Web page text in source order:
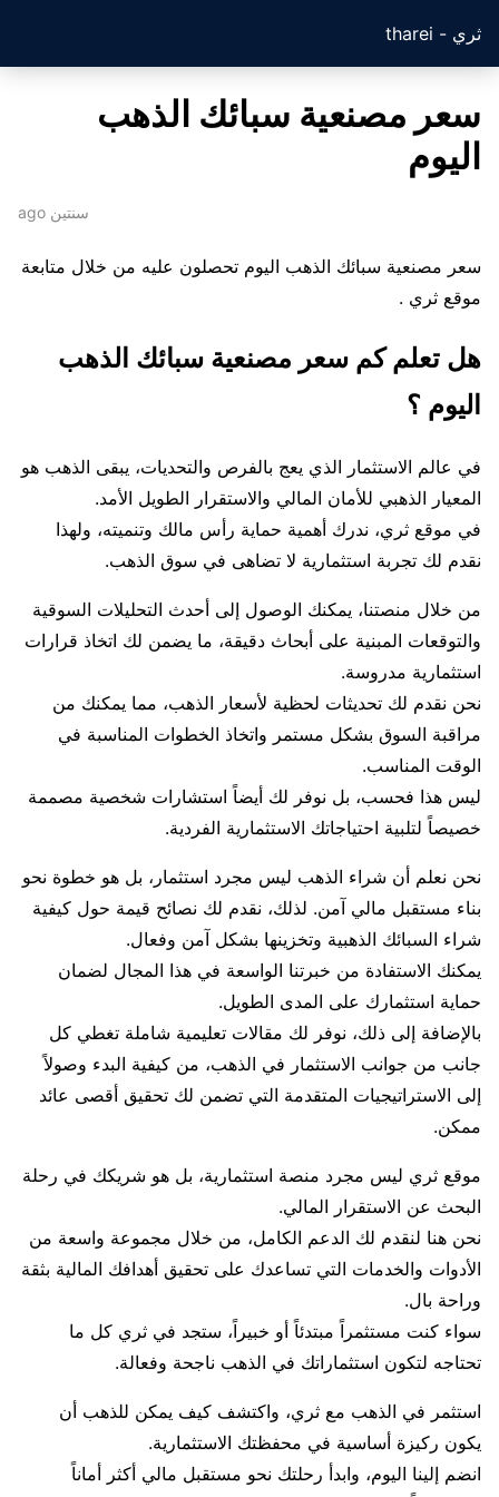
ثري - tharei
سعر مصنعية سبائك الذهب
اليوم
سنتين ago
سعر مصنعية سبائك الذهب اليوم تحصلون عليه من خلال متابعة
موقع ثري .
هل تعلم كم سعر مصنعية سبائك الذهب
اليوم ؟
في عالم الاستثمار الذي يعج بالفرص والتحديات، يبقى الذهب هو
المعيار الذهبي للأمان المالي والاستقرار الطويل الأمد.
في موقع ثري، ندرك أهمية حماية رأس مالك وتنميته، ولهذا
نقدم لك تجربة استثمارية لا تضاهى في سوق الذهب.
من خلال منصتنا، يمكنك الوصول إلى أحدث التحليلات السوقية
والتوقعات المبنية على أبحاث دقيقة، ما يضمن لك اتخاذ قرارات
استثمارية مدروسة.
نحن نقدم لك تحديثات لحظية لأسعار الذهب، مما يمكنك من
مراقبة السوق بشكل مستمر واتخاذ الخطوات المناسبة في
الوقت المناسب.
ليس هذا فحسب، بل نوفر لك أيضاً استشارات شخصية مصممة
خصيصاً لتلبية احتياجاتك الاستثمارية الفردية.
نحن نعلم أن شراء الذهب ليس مجرد استثمار، بل هو خطوة نحو
بناء مستقبل مالي آمن. لذلك، نقدم لك نصائح قيمة حول كيفية
شراء السبائك الذهبية وتخزينها بشكل آمن وفعال.
يمكنك الاستفادة من خبرتنا الواسعة في هذا المجال لضمان
حماية استثمارك على المدى الطويل.
بالإضافة إلى ذلك، نوفر لك مقالات تعليمية شاملة تغطي كل
جانب من جوانب الاستثمار في الذهب، من كيفية البدء وصولاً
إلى الاستراتيجيات المتقدمة التي تضمن لك تحقيق أقصى عائد
ممكن.
موقع ثري ليس مجرد منصة استثمارية، بل هو شريكك في رحلة
البحث عن الاستقرار المالي.
نحن هنا لنقدم لك الدعم الكامل، من خلال مجموعة واسعة من
الأدوات والخدمات التي تساعدك على تحقيق أهدافك المالية بثقة
وراحة بال.
سواء كنت مستثمراً مبتدئاً أو خبيراً، ستجد في ثري كل ما
تحتاجه لتكون استثماراتك في الذهب ناجحة وفعالة.
استثمر في الذهب مع ثري، واكتشف كيف يمكن للذهب أن
يكون ركيزة أساسية في محفظتك الاستثمارية.
انضم إلينا اليوم، وابدأ رحلتك نحو مستقبل مالي أكثر أماناً